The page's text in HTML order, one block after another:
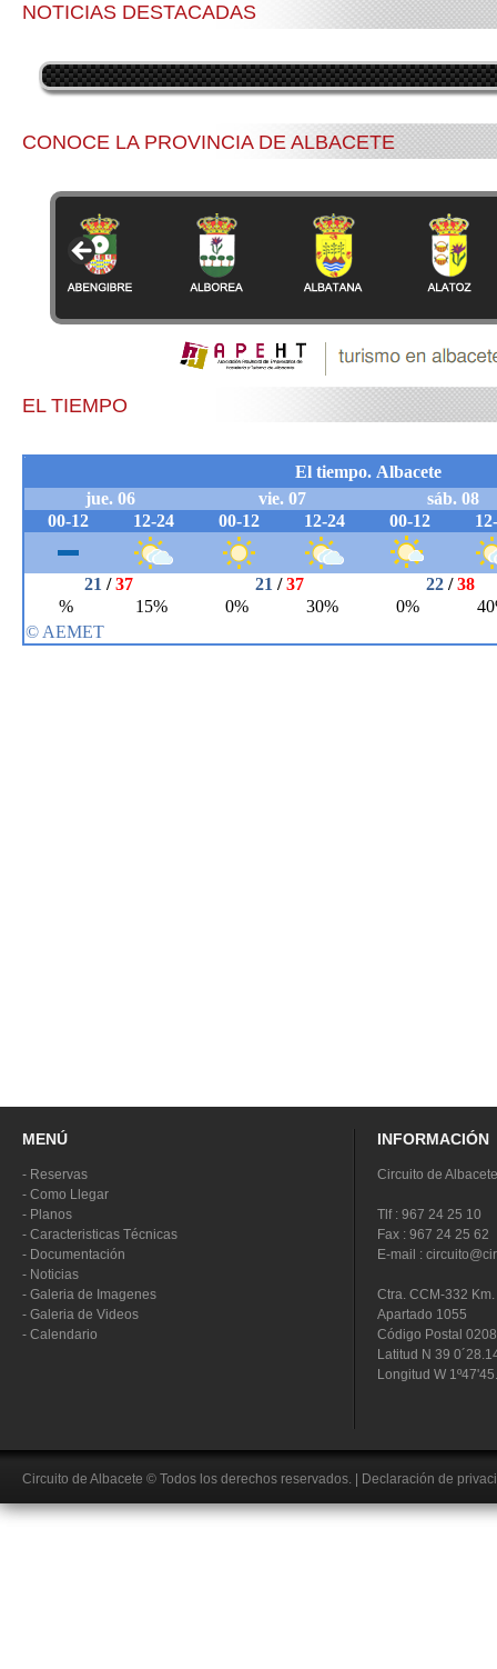
NOTICIAS DESTACADAS
CONOCE LA PROVINCIA DE ALBACETE
EL TIEMPO
MENÚ
- Reservas
- Como Llegar
- Planos
- Caracteristicas Técnicas
- Documentación
- Noticias
- Galeria de Imagenes
- Galeria de Videos
- Calendario
INFORMACIÓN
Circuito de Albacete
Tlf : 967 24 25 10
Fax : 967 24 25 62
E-mail :
Ctra. CCM-332
Apartado 1055
Código Postal
Latitud N 39
Longitud W
Circuito de Albacete © Todos los derechos reservados. Declaración de